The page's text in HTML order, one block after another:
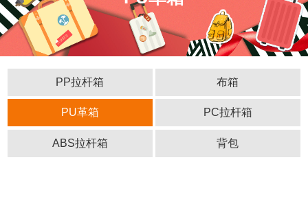
PP拉杆箱 布箱
PU革箱 PC拉杆箱
ABS拉杆箱 背包